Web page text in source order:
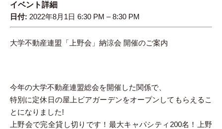
イベント詳細
日付: 2022年8月1日 6:30 PM –8:30 PM
大学不動産連盟「上野会」納涼会 開催のご案内
今年の大学不動産連盟総会を開催した関係で、
特別に定休日の屋上ビアガーデンをオープンしてもらえるこ
とになりました!
上野会で完全貸し切りです！最大キャパシティ200名！上野